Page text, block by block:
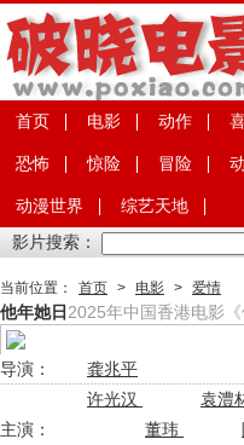
首页 电影 动作
恐怖 惊险 冒险
动漫世界
综艺天地
影片搜索：
当前位置： 首页 > 电影 > 爱情
他年她日 2025年中国香港电影
导演： 龚兆平
主演：
许光汉 袁澧
董玮